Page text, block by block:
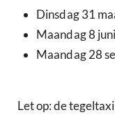
Dinsdag 31
Maandag 8 juni
Maandag 28
Let op: de